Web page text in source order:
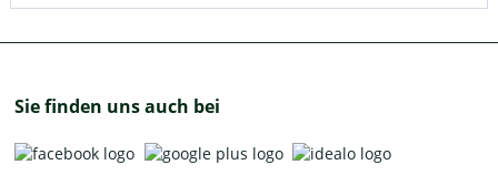
Sie finden uns auch bei